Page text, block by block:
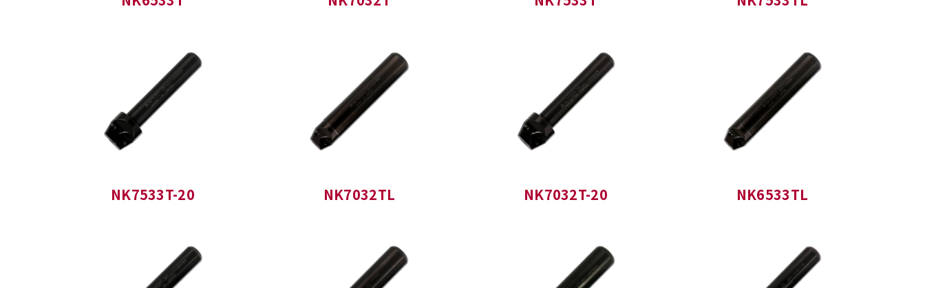
NK7533T-20 NK7032TL NK7032T-20 NK6533TL